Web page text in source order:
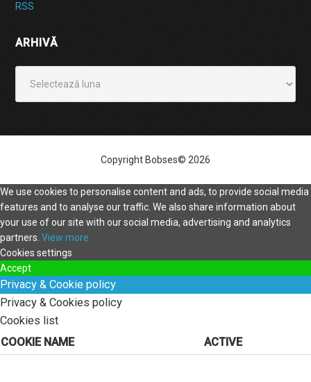
RSS
ARHIVĂ
Copyright Bobses© 2026
We use cookies to personalise content and ads, to provide social media
features and to analyse our traffic. We also share information about
your use of our site with our social media, advertising and analytics
partners. View more
Cookies settings
Accept
Privacy & Cookie policy
Privacy & Cookies policy
Cookies list
COOKIE NAME
ACTIVE